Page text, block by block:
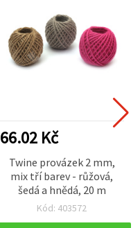
66.02 Kč
Twine provázek 2 mm,
mix tří barev - růžová,
šedá a hnědá, 20 m
Kód: 403572